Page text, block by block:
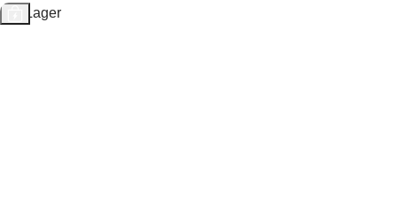
Auf Lager